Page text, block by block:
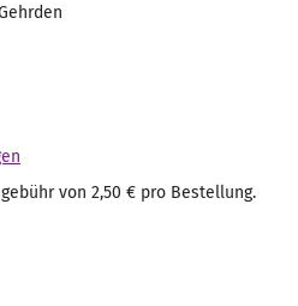
von 2,50 € pro Bestellung.